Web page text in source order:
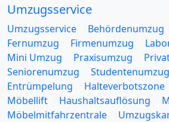
Umzugsservice
Umzugsservice Behördenumzug
Fernumzug
Firmenumzug
Mini Umzug
Praxisumzug
Seniorenumzug
Studentenumzug
Entrümpelung
Halteverbotszone
Möbellift
Haushaltsauflösung
Möbelmitfahrzentrale